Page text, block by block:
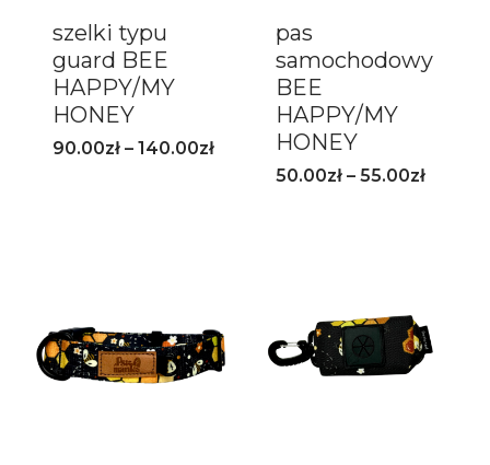
szelki typu
guard BEE
HAPPY/MY
HONEY
90.00zł – 140.00zł
pas
samochodowy
BEE
HAPPY/MY
HONEY
50.00zł – 55.00zł